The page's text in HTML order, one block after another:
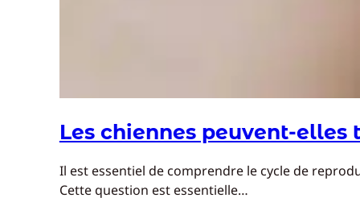
Les chiennes peuvent-elles
Il est essentiel de comprendre le cycle de
Cette question est essentielle…